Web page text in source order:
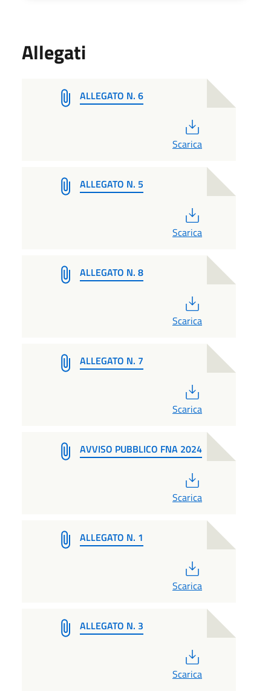
Allegati
ALLEGATO N. 6
Scarica
ALLEGATO N. 5
Scarica
ALLEGATO N. 8
Scarica
ALLEGATO N. 7
Scarica
AVVISO PUBBLICO FNA 2024
Scarica
ALLEGATO N. 1
Scarica
ALLEGATO N. 3
Scarica